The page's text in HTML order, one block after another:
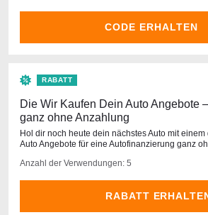
CODE ERHALTEN
RABATT
Die Wir Kaufen Dein Auto Angebote
ganz ohne Anzahlung
Hol dir noch heute dein nächstes Auto mit
Auto Angebote für eine Autofinanzierung ganz
Anzahl der Verwendungen: 5
RABATT